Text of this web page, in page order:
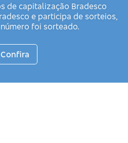
de capitalização Bradesco
e participa de sorteios,
foi sorteado.
Confira